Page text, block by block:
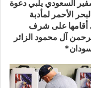
السعودي يلبي دعوة
الأحمر لمأدبة
أقامها على شرف
آل محمود الزائر